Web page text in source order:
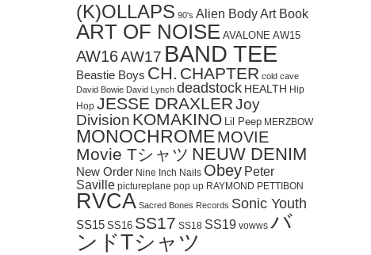
(K)OLLAPS 90's Alien BodyArt Book
ART OF NOISE AVALONE AW15
AW16AW17 BAND TEE
Beastie Boys CH. CHAPTER cold cave
David Bowie David Lynch deadstock HEALTH Hip
Hop JESSE DRAXLERJoy
Division KOMAKINO Lil Peep MERZBOW
MONOCHROMEMOVIE
Movie Tシャツ NEUW DENIM
New Order Nine Inch Nails Obey Peter
Saville pictureplane pop up RAYMOND PETTIBON
RVCA Sacred Bones Records Sonic Youth
SS15 SS16 SS17 SS18 SS19 vowws バ
ンドTシャツ